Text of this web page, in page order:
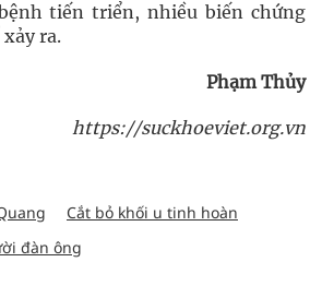
tiến triển, nhiều biến chứng
ra.
Phạm Thủy
https://suckhoeviet.org.vn
Cắt bỏ khối u tinh hoàn
đàn ông